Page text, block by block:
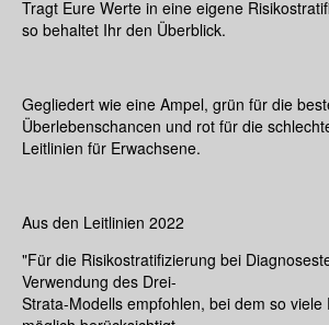
Tragt Eure Werte in eine eigene
so behaltet Ihr den Überblick.
Gegliedert wie eine Ampel, grün für die
Überlebenschancen und rot für die
Leitlinien für Erwachsene.
Aus den Leitlinien 2022
"Für die Risikostratifizierung bei
Verwendung des Drei-
Strata-Modells empfohlen, bei dem so viele